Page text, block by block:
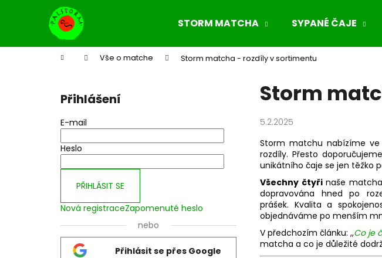
STORM MATCHA SYPANÉ ČAJE
Domů Vše o matche Storm matcha - rozdíly v sortimentu
Přihlášení
E-mail
Heslo
PŘIHLÁSIT SE
Nová registraceZapomenuté heslo
nebo
Přihlásit se přes Google
Storm
5.2.2025
Storm matchu nabízíme
rozdíly. Přesto
unikátního čaje se jen těžko
Všechny čtyřinaše
dopravována hned po
prášek. Kvalita a
objednáváme po menším
V předchozím článku: ,,Co je
matcha a co je důležité
í
Zpět
do
Zpět
do
Co potřebujete